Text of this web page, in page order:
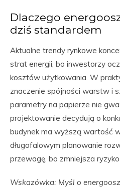
Dlaczego
dziś standardem
Aktualne trendy rynkowe
strat energii, bo inwestorzy
kosztów użytkowania. W
znaczenie spójności warstw i
parametry na papierze nie
projektowanie decydują o
budynek ma wyższą wartość
długofalowym planowanie
przewagę, bo zmniejsza
Wskazówka: Myśl o